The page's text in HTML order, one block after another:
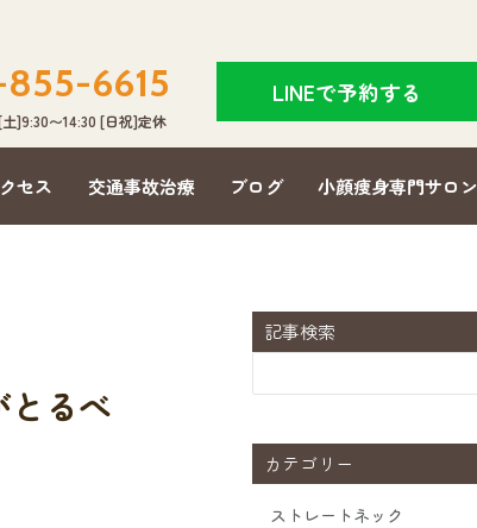
6615
]9:30〜14:30 [日祝]定休
LINEで予約する
セス 交通事故治療 ブログ 小顔痩身専門サロン
とるべ
記事検索
カテゴリー
ストレートネック